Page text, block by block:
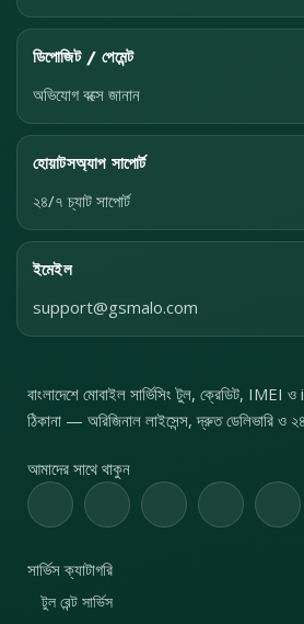
ডিপোজিট / পেমেন্ট
অভিযোগ বক্সে জানান
হোয়াটসঅ্যাপ সাপোর্ট
২৪/৭ চ্যাট সাপোর্ট
ইমেইল
support@gsmalo.com
বাংলাদেশে মোবাইল সার্ভিসিং টুল, ক্রেডিট, IMEI
ঠিকানা — অরিজিনাল লাইসেন্স, দ্রুত ডেলিভারি ও
আমাদের সাথে থাকুন
সার্ভিস ক্যাটাগরি
টুল রেন্ট সার্ভিস